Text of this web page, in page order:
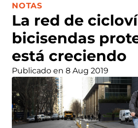
La red de
bicisendas
está creciendo
CATEGORÍA:
NOTAS
Publicado en 8 Aug 2019